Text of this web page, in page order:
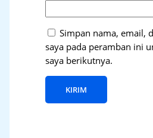
Simpan nama, email,
saya pada peramban ini
saya berikutnya.